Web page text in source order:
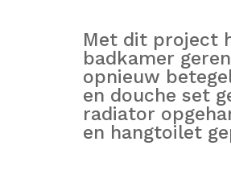
Met dit project
badkamer
opnieuw
en douche set
radiator
en hangtoilet